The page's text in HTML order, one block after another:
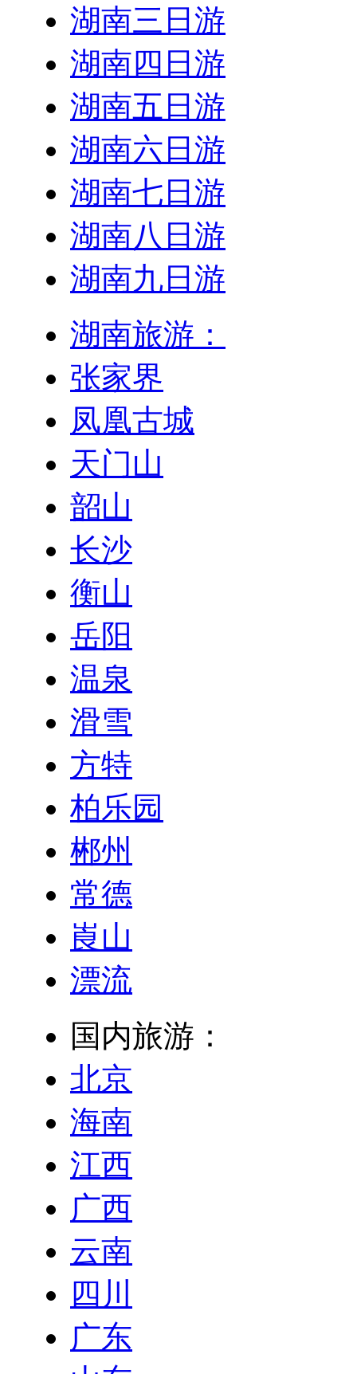
湖南三日游
湖南四日游
湖南五日游
湖南六日游
湖南七日游
湖南八日游
湖南九日游
湖南旅游：
张家界
凤凰古城
天门山
韶山
长沙
衡山
岳阳
温泉
滑雪
方特
柏乐园
郴州
常德
崀山
漂流
国内旅游：
北京
海南
江西
广西
云南
四川
广东